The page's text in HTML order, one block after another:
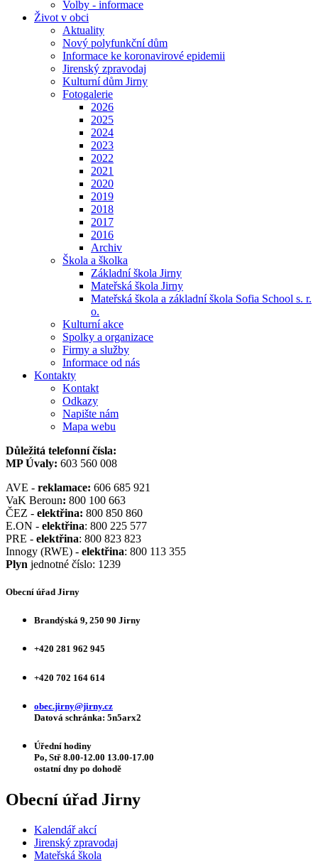
Volby - informace
Život v obci
Aktuality
Nový polyfunkční dům
Informace ke koronavirové epidemii
Jirenský zpravodaj
Kulturní dům Jirny
Fotogalerie
2026
2025
2024
2023
2022
2021
2020
2019
2018
2017
2016
Archiv
Škola a školka
Základní škola Jirny
Mateřská škola Jirny
Mateřská škola a základní škola Sofia School s. r.
o.
Kulturní akce
Spolky a organizace
Firmy a služby
Informace od nás
Kontakty
Kontakt
Odkazy
Napište nám
Mapa webu
Důležitá telefonní čísla:
MP Úvaly: 603 560 008
AVE - reklamace: 606 685 921
VaK Beroun: 800 100 663
ČEZ - elektřina: 800 850 860
E.ON - elektřina: 800 225 577
PRE - elektřina: 800 823 823
Innogy (RWE) - elektřina: 800 113 355
Plyn jednotné číslo: 1239
Obecní úřad Jirny
Brandýská 9, 250 90 Jirny
+420 281 962 945
+420 702 164 614
obec.jirny@jirny.cz
Datová schránka: 5n5arx2
Úřední hodiny
Po, Stř 8.00-12.00 13.00-17.00
ostatní dny po dohodě
Obecní úřad Jirny
Kalendář akcí
Jirenský zpravodaj
Mateřská škola